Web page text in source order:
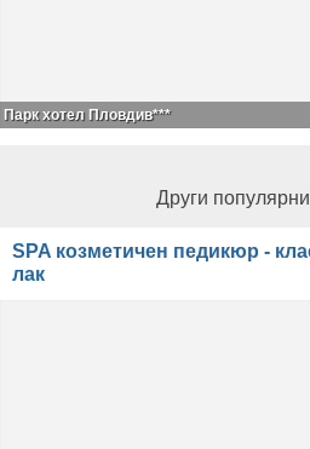
Парк хотел Пловдив***
Други
SPA козметичен педикюр -
лак